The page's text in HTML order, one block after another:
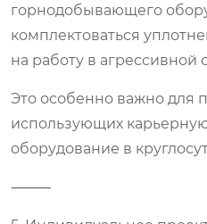
горнодобывающего
комплектоваться
на работу в агрессивной
Это особенно важно для
использующих
оборудование в
⸻